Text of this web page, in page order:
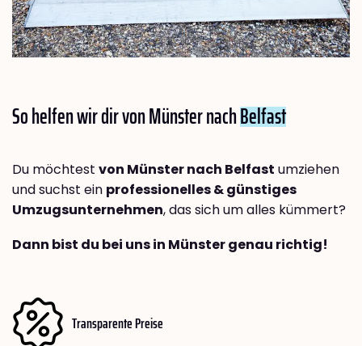
So helfen wir dir von Münster nachBelfast
Du möchtest von Münster nach Belfast umziehen
und suchst ein professionelles & günstiges
Umzugsunternehmen, das sich um alles kümmert?
Dann bist du bei uns in Münster genau richtig!
Transparente Preise